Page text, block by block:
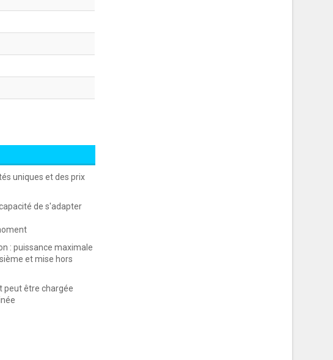
uniques et des prix
de s'adapter
: puissance maximale
et mise hors
peut être chargée